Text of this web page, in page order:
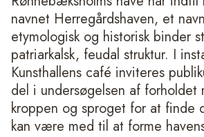
navnet Herregårdshaven, et
etymologisk og historisk binder
patriarkalsk, feudal struktur. I
Kunsthallens café inviteres
del i undersøgelsen af forholdet
kroppen og sproget for at finde
kan være med til at forme